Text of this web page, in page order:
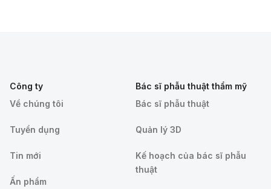
Công ty
Về chúng tôi
Tuyển dụng
Tin mới
Ấn phẩm
Bác sĩ phẫu thuật thẩm mỹ
Bác sĩ phẫu thuật
Quản lý 3D
Kế hoạch của bác sĩ phẫu
thuật